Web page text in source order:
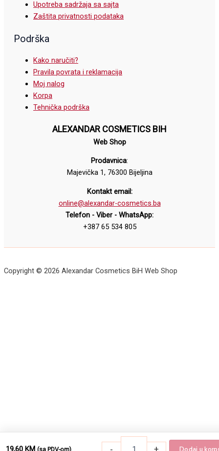
Upotreba sadržaja sa sajta
Zaštita privatnosti podataka
Podrška
Kako naručiti?
Pravila povrata i reklamacija
Moj nalog
Korpa
Tehnička podrška
ALEXANDAR COSMETICS BIH
Web Shop
Prodavnica:
Majevička 1, 76300 Bijeljina
Kontakt email:
online@alexandar-cosmetics.ba
Telefon - Viber - WhatsApp:
+387 65 534 805
Copyright © 2026 Alexandar Cosmetics BiH Web Shop
19,60 KM (sa PDV-om) Dodaj u